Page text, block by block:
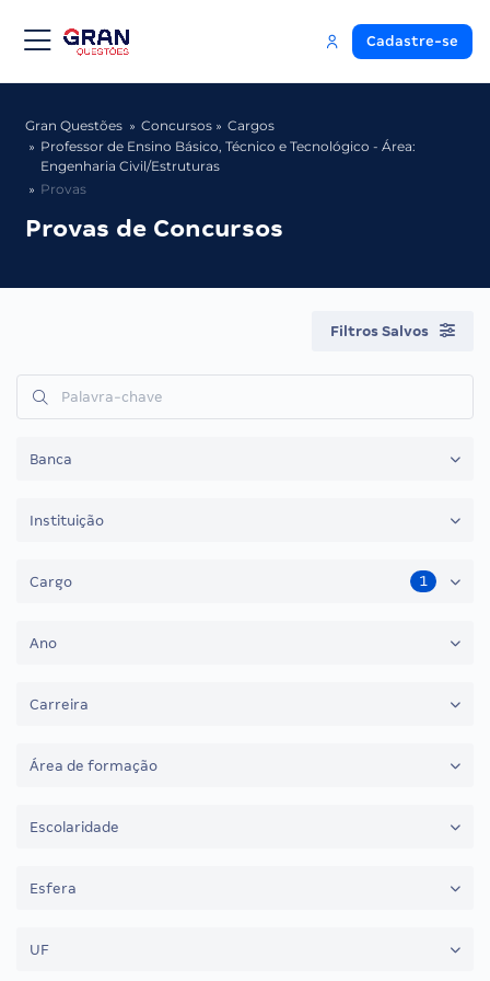
Cadastre-se
Gran Questões Concursos
Cargos
Professor de Ensino Básico, Técnico e Tecnológico - Área:
Engenharia Civil/Estruturas
Provas
Provas de Concursos
Filtros Salvos
Banca
Instituição
Cargo 1
Ano
Carreira
Área de formação
Escolaridade
Esfera
UF